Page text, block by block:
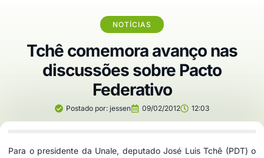
NOTÍCIAS
Tchê comemora avanço nas
discussões sobre Pacto
Federativo
Postado por: jessen 09/02/2012 12:03
Para o presidente da Unale, deputado José Luis Tchê (PDT) o